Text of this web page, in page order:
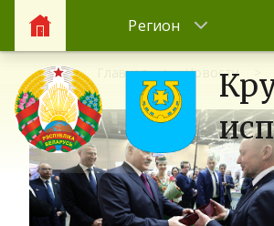
Регион
Главная Новости